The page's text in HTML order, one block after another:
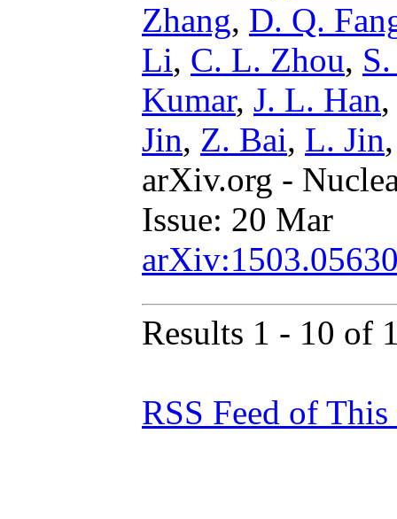
Zhang, D. Q.
Li, C. L. Zhou,
Kumar, J. L. Han,
Jin, Z. Bai, L. Jin
arXiv.org -
Issue: 20 Mar
Results 1 - 10 of
RSS Feed of This